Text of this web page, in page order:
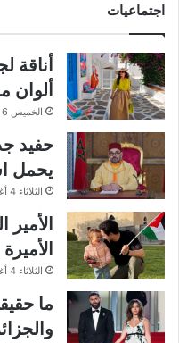
اجتماعيات
أناقة
ألوان
الخميس 6 أغسطس 2026 الساعة 12:14 ص
حفيد
يحمل
الثلاثاء 4 أغسطس 2026 الساعة 2:52 ص
الثلاثاء 4 أغسطس 2026 الساعة 2:36 ص
ما